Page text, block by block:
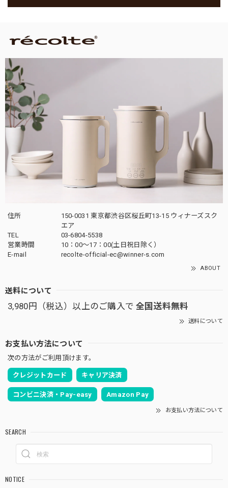
住所
150-0031 東京都渋谷区桜丘町13-15 ウィナーズスク
エア
TEL
03-6804-5538
営業時間
10：00〜17：00(土日祝日除く）
E-mail
recolte-official-ec@winner-s.com
ABOUT
送料について
3,980円（税込）以上のご購入で 全国送料無料
送料について
お支払い方法について
次の方法がご利用頂けます。
クレジットカード キャリア決済
コンビニ決済・Pay-easy Amazon Pay
お支払い方法について
SEARCH
NOTICE